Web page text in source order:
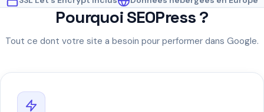
Pourquoi SEOPress ?
Tout ce dont votre site a besoin pour performer dans Google.